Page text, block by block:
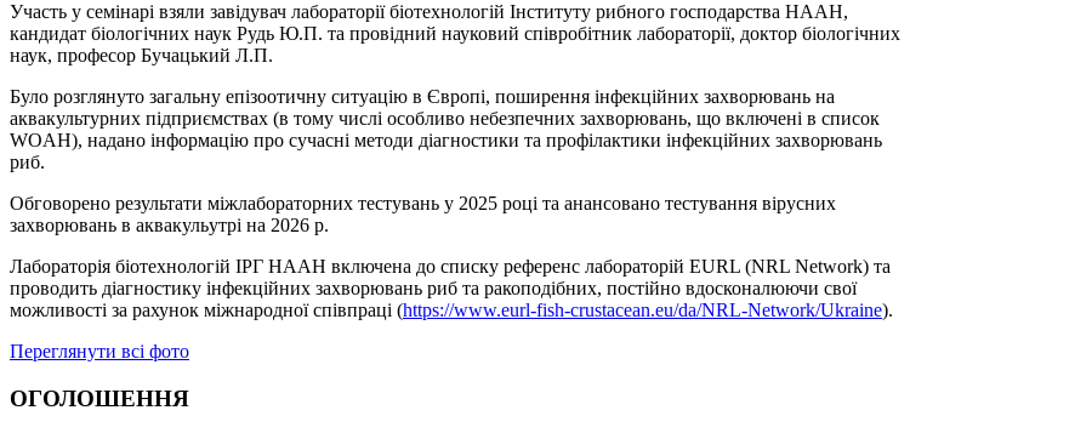
Участь у семінарі взяли завідувач лабораторії біотехнологій Інституту рибного господарства НААН,
кандидат біологічних наук Рудь Ю.П. та провідний науковий співробітник лабораторії, доктор біологічних
наук, професор Бучацький Л.П.
Було розглянуто загальну епізоотичну ситуацію в Європі, поширення інфекційних захворювань на
аквакультурних підприємствах (в тому числі особливо небезпечних захворювань, що включені в список
WOAH), надано інформацію про сучасні методи діагностики та профілактики інфекційних захворювань
риб.
Обговорено результати міжлабораторних тестувань у 2025 році та анансовано тестування вірусних
захворювань в аквакульутрі на 2026 р.
Лабораторія біотехнологій ІРГ НААН включена до списку референс лабораторій EURL (NRL Network) та
проводить діагностику інфекційних захворювань риб та ракоподібних, постійно вдосконалюючи свої
можливості за рахунок міжнародної співпраці (https://www.eurl-fish-crustacean.eu/da/NRL-Network/Ukraine).
Переглянути всі фото
ОГОЛОШЕННЯ